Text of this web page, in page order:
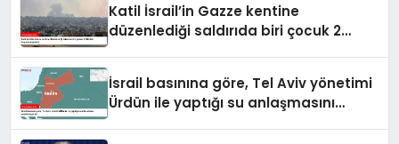
Katil İsrail’in Gazze kentine
düzenlediği saldırıda biri çocuk 2
İsrail basınına göre, Tel Aviv yönetimi
Ürdün ile yaptığı su anlaşmasını